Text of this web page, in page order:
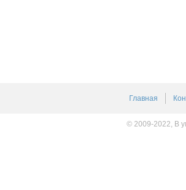
Главная
© 2009-2022, В